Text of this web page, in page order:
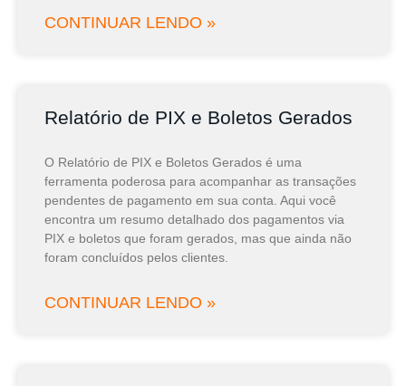
CONTINUAR LENDO »
Relatório de PIX e Boletos Gerados
O Relatório de PIX e Boletos Gerados é uma
ferramenta poderosa para acompanhar as transações
pendentes de pagamento em sua conta. Aqui você
encontra um resumo detalhado dos pagamentos via
PIX e boletos que foram gerados, mas que ainda não
foram concluídos pelos clientes.
CONTINUAR LENDO »